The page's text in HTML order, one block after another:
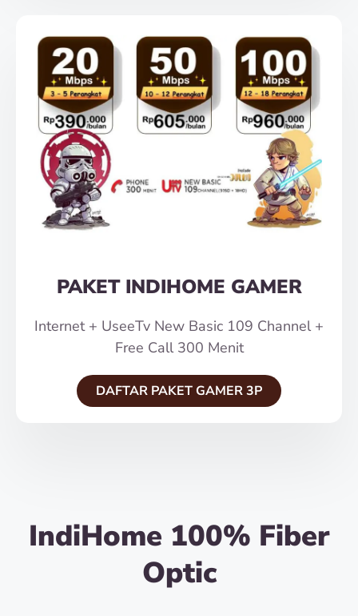
PAKET INDIHOME GAMER
Internet + UseeTv New Basic 109 Channel +
Free Call 300 Menit
DAFTAR PAKET GAMER 3P
IndiHome 100% Fiber
Optic